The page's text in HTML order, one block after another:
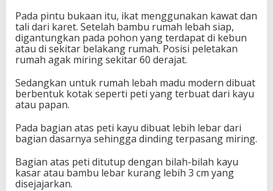
Pada pintu bukaan itu, ikat menggunakan kawat dan
tali dari karet. Setelah bambu rumah lebah siap,
digantungkan pada pohon yang terdapat di kebun
atau di sekitar belakang rumah. Posisi peletakan
rumah agak miring sekitar 60 derajat.
Sedangkan untuk rumah lebah madu modern dibuat
berbentuk kotak seperti peti yang terbuat dari kayu
atau papan.
Pada bagian atas peti kayu dibuat lebih lebar dari
bagian dasarnya sehingga dinding terpasang miring.
Bagian atas peti ditutup dengan bilah-bilah kayu
kasar atau bambu lebar kurang lebih 3 cm yang
disejajarkan.